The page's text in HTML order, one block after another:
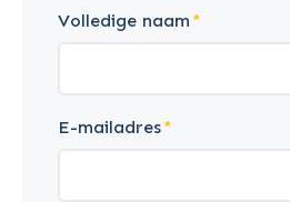
Volledige naam
E-mailadres